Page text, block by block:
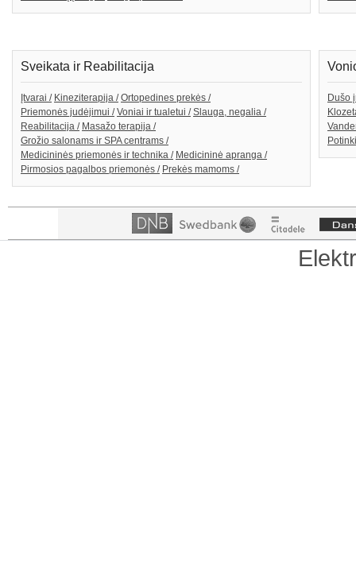
Sveikata ir Reabilitacija
Įtvarai / Kineziterapija / Ortopedines prekės /
Priemonės judėjimui / Voniai ir tualetui / Slauga, negalia /
Reabilitacija / Masažo terapija /
Grožio salonams ir SPA centrams /
Medicininės priemonės ir technika / Medicininė apranga /
Pirmosios pagalbos priemonės / Prekės mamoms /
Dušo